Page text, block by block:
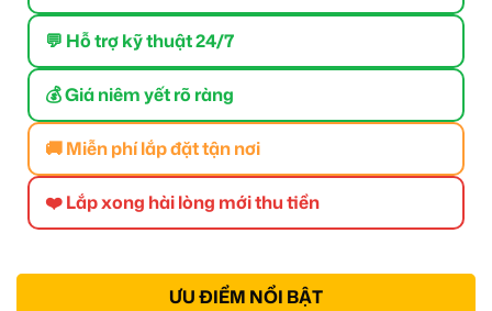
💬 Hỗ trợ kỹ thuật 24/7
💰 Giá niêm yết rõ ràng
🚚 Miễn phí lắp đặt tận nơi
❤️ Lắp xong hài lòng mới thu tiền
ƯU ĐIỂM NỔI BẬT